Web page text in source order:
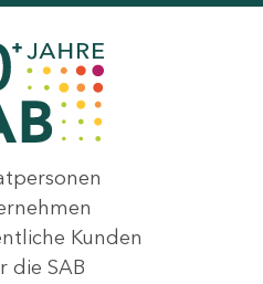
Kunden
die SAB